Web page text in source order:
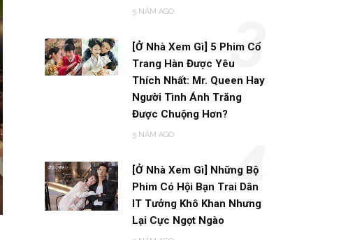
5 NĂM AGO
[Ở Nhà Xem Gì] 5 Phim Cổ
Trang Hàn Được Yêu
Thích Nhất: Mr. Queen Hay
Người Tình Ánh Trăng
Được Chuộng Hơn?
5 NĂM AGO
3
[Ở Nhà Xem Gì] Những Bộ
Phim Có Hội Bạn Trai Dân
IT Tưởng Khô Khan Nhưng
Lại Cực Ngọt Ngào
4